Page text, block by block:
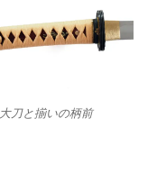
大刀と揃いの柄前